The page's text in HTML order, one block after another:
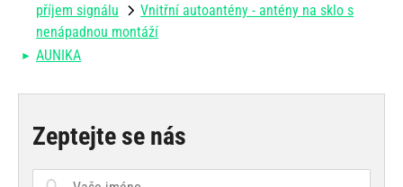
příjem signálu
Vnitřní autoantény - antény na sklo s
nenápadnou montáží
AUNIKA
Zeptejte se nás